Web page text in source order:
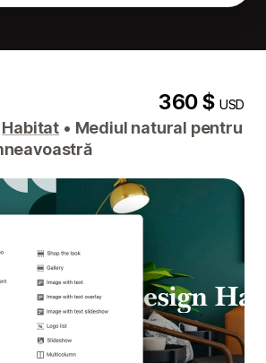
360 $USD
Habitat • Mediul natural pentru